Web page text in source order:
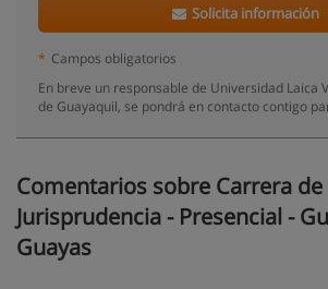
Solicita información
* Campos obligatorios
En breve un responsable de Universidad Laica
de Guayaquil, se pondrá en contacto contigo
Comentarios sobre Carrera de
Jurisprudencia - Presencial -
Guayas